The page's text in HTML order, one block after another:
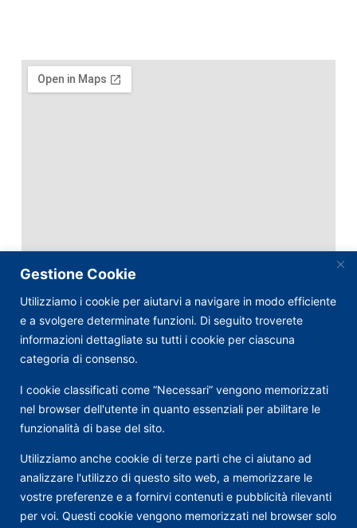
Gestione Cookie
Utilizziamo i cookie per aiutarvi a navigare in modo efficiente
e a svolgere determinate funzioni. Di seguito troverete
informazioni dettagliate su tutti i cookie per ciascuna
categoria di consenso.
I cookie classificati come “Necessari” vengono memorizzati
nel browser dell'utente in quanto essenziali per abilitare le
funzionalità di base del sito.
Utilizziamo anche cookie di terze parti che ci aiutano ad
analizzare l'utilizzo di questo sito web, a memorizzare le
vostre preferenze e a fornirvi contenuti e pubblicità rilevanti
per voi. Questi cookie vengono memorizzati nel browser solo
Via Nazionale, 57